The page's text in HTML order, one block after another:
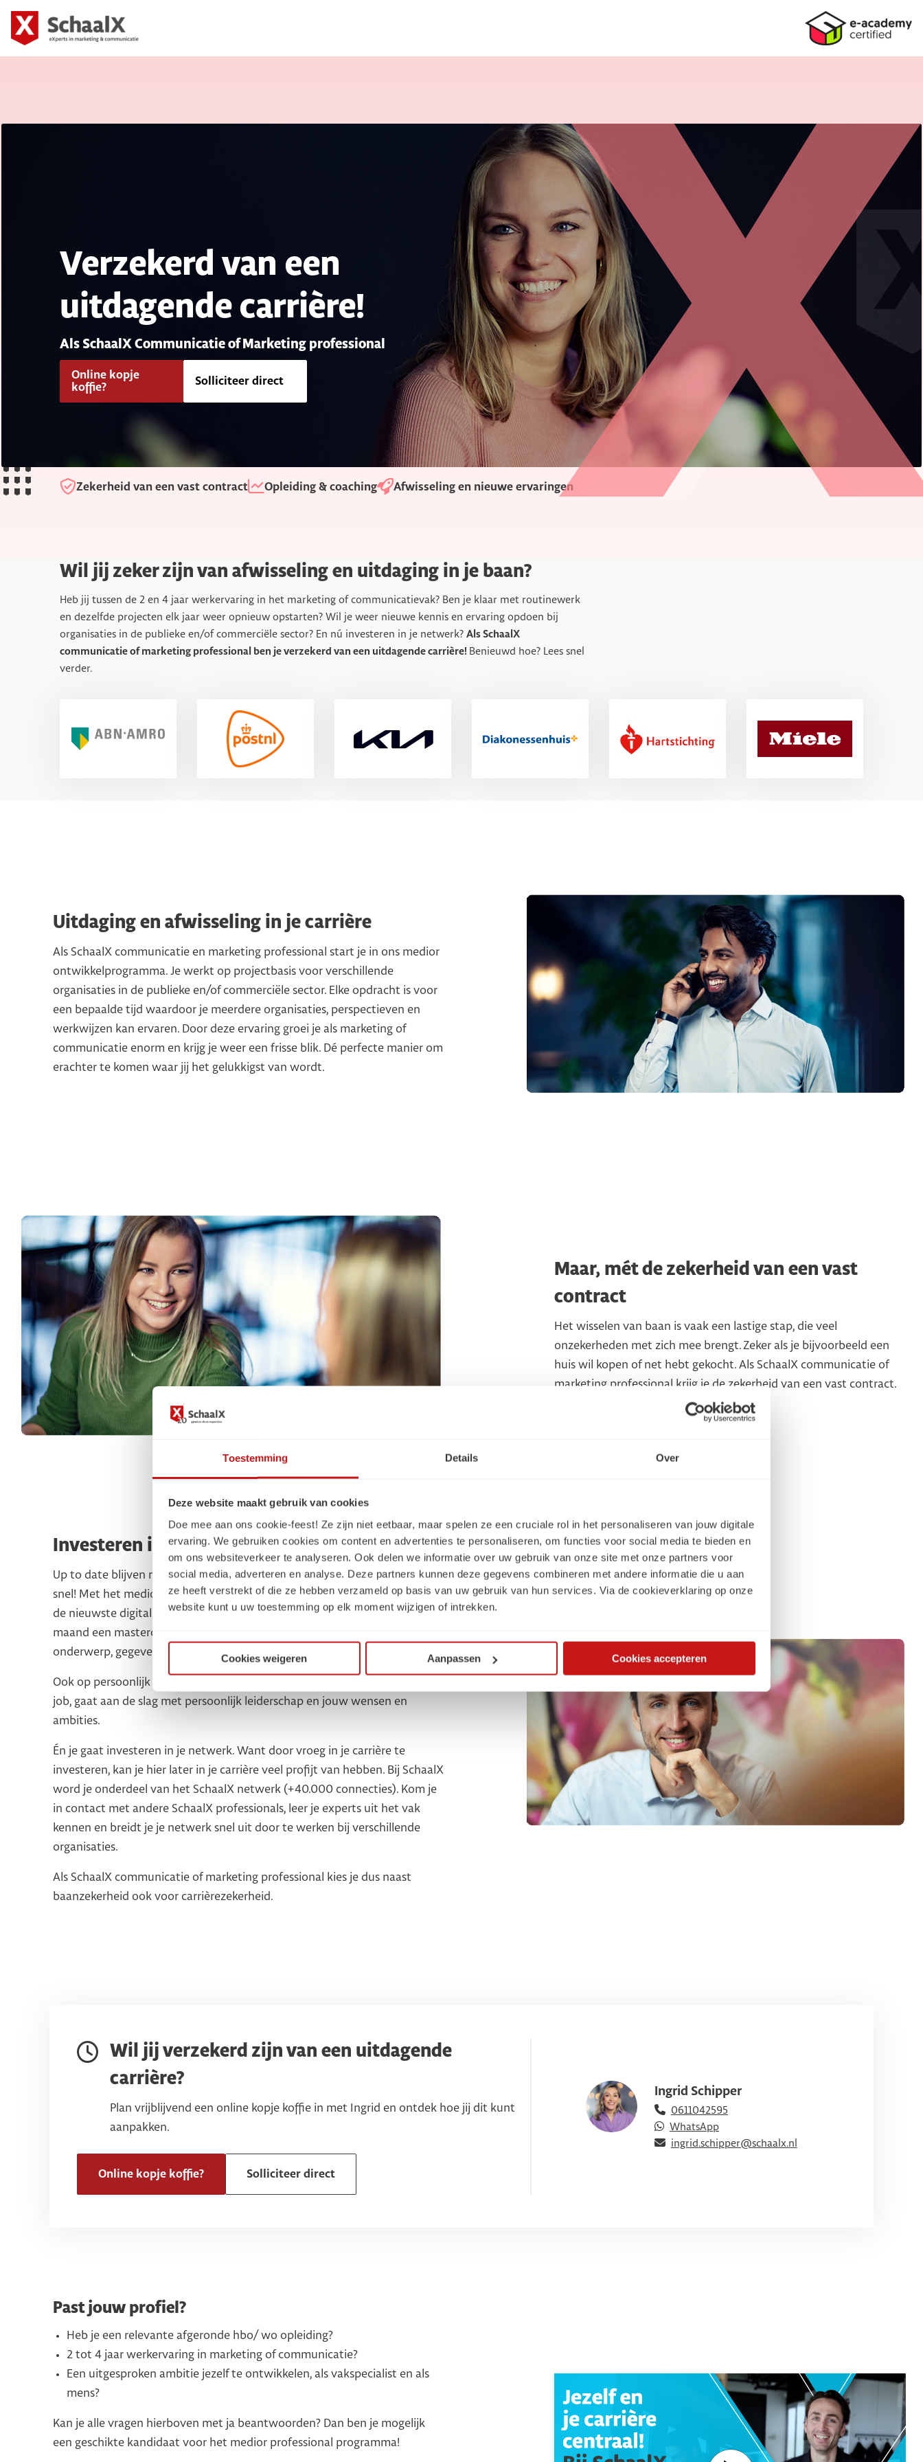
Toestemming Details Over
Deze website maakt gebruik van cookies
Doe mee aan ons cookie-feest! Ze zijn niet eetbaar, maar spelen ze een cruciale rol in het personaliseren van jouw digitale
ervaring. We gebruiken cookies om content en advertenties te personaliseren, om functies voor social media te bieden en
om ons websiteverkeer te analyseren. Ook delen we informatie over uw gebruik van onze site met onze partners voor
social media, adverteren en analyse. Deze partners kunnen deze gegevens combineren met andere informatie die u aan
ze heeft verstrekt of die ze hebben verzameld op basis van uw gebruik van hun services. Via de cookieverklaring op onze
website kunt u uw toestemming op elk moment wijzigen of intrekken.
Cookies weigeren Aanpassen Cookies accepteren
SchaalX
Verzekerd van een
uitdagende carrière!
Als SchaalX Communicatie of Marketing professional
Online kopje
koffie?
Solliciteer direct
Zekerheid van een vast contract Opleiding & coaching Afwisseling en nieuwe ervaringen
Wil jij zeker zijn van afwisseling en uitdaging in je baan?
Heb jij tussen de 2 en 4 jaar werkervaring in het marketing of communicatievak? Ben je klaar met routinewerk
en dezelfde projecten elk jaar weer opnieuw opstarten? Wil je weer nieuwe kennis en ervaring opdoen bij
organisaties in de publieke en/of commerciële sector? En nú investeren in je netwerk? Als SchaalX
communicatie of marketing professional ben je verzekerd van een uitdagende carrière! Benieuwd hoe? Lees snel
verder.
Uitdaging en afwisseling in je carrière
Als SchaalX communicatie en marketing professional start je in ons medior
ontwikkelprogramma. Je werkt op projectbasis voor verschillende
organisaties in de publieke en/of commerciële sector. Elke opdracht is voor
een bepaalde tijd waardoor je meerdere organisaties, perspectieven en
werkwijzen kan ervaren. Door deze ervaring groei je als marketing of
communicatie enorm en krijg je weer een frisse blik. Dé perfecte manier om
erachter te komen waar jij het gelukkigst van wordt.
Maar, mét de zekerheid van een vast
contract
Het wisselen van baan is vaak een lastige stap, die veel
onzekerheden met zich mee brengt. Zeker als je bijvoorbeeld een
huis wil kopen of net hebt gekocht. Als SchaalX communicatie of
marketing professional krijg je de zekerheid van een vast contract.
Investeren in jouw groei, kennis en netwerk!
Up to date blijven met de nieuwste kennis is moeilijk in dit vak. Het gaat zó
snel! Met het medior ontwikkel programma dompel je jezelf weer onder in
de nieuwste digital marketing en/of communicatiekennis. Je krijgt iedere
maand een masterclass over een actueel marketing of communicatie
onderwerp, gegeven door een expert uit het vak.
Ook op persoonlijk vlak ga je jezelf weer uitdagen. Je krijgt coaching on the
job, gaat aan de slag met persoonlijk leiderschap en jouw wensen en
ambities.
Én je gaat investeren in je netwerk. Want door vroeg in je carrière te
investeren, kan je hier later in je carrière veel profijt van hebben. Bij SchaalX
word je onderdeel van het SchaalX netwerk (+40.000 connecties). Kom je
in contact met andere SchaalX professionals, leer je experts uit het vak
kennen en breidt je je netwerk snel uit door te werken bij verschillende
organisaties.
Als SchaalX communicatie of marketing professional kies je dus naast
baanzekerheid ook voor carrièrezekerheid.
Wil jij verzekerd zijn van een uitdagende
carrière?
Plan vrijblijvend een online kopje koffie in met Ingrid en ontdek hoe jij dit kunt
aanpakken.
Online kopje koffie? Solliciteer direct
Ingrid Schipper
0611042595
WhatsApp
ingrid.schipper@schaalx.nl
Past jouw profiel?
Heb je een relevante afgeronde hbo/ wo opleiding?
2 tot 4 jaar werkervaring in marketing of communicatie?
Een uitgesproken ambitie jezelf te ontwikkelen, als vakspecialist en als
mens?
Kan je alle vragen hierboven met ja beantwoorden? Dan ben je mogelijk
een geschikte kandidaat voor het medior professional programma!